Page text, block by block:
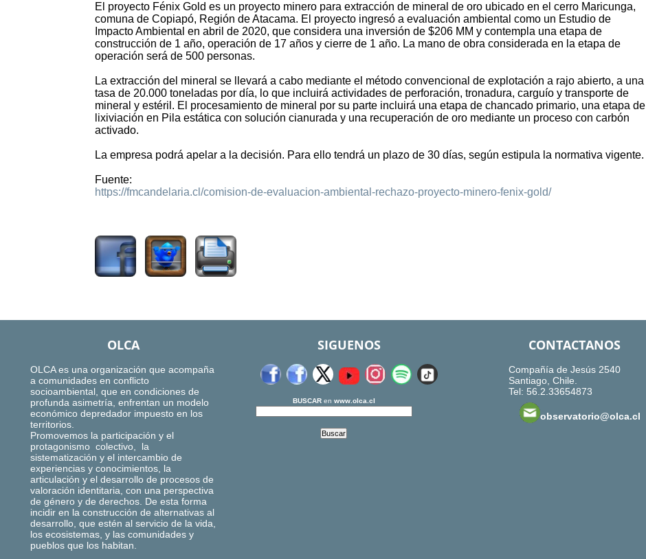
El proyecto Fénix Gold es un proyecto minero para extracción de mineral de oro ubicado en el cerro Maricunga,
comuna de Copiapó, Región de Atacama. El proyecto ingresó a evaluación ambiental como un Estudio de
Impacto Ambiental en abril de 2020, que considera una inversión de $206 MM y contempla una etapa de
construcción de 1 año, operación de 17 años y cierre de 1 año. La mano de obra considerada en la etapa de
operación será de 500 personas.
La extracción del mineral se llevará a cabo mediante el método convencional de explotación a rajo abierto, a una
tasa de 20.000 toneladas por día, lo que incluirá actividades de perforación, tronadura, carguío y transporte de
mineral y estéril. El procesamiento de mineral por su parte incluirá una etapa de chancado primario, una etapa de
lixiviación en Pila estática con solución cianurada y una recuperación de oro mediante un proceso con carbón
activado.
La empresa podrá apelar a la decisión. Para ello tendrá un plazo de 30 días, según estipula la normativa vigente.
Fuente:
https://fmcandelaria.cl/comision-de-evaluacion-ambiental-rechazo-proyecto-minero-fenix-gold/
OLCA
OLCA es una organización que acompaña
a comunidades en conflicto
socioambiental, que en condiciones de
profunda asimetría, enfrentan un modelo
económico depredador impuesto en los
territorios.
Promovemos la participación y el
protagonismo colectivo, la
sistematización y el intercambio de
experiencias y conocimientos, la
articulación y el desarrollo de procesos de
valoración identitaria, con una perspectiva
de género y de derechos. De esta forma
incidir en la construcción de alternativas al
desarrollo, que estén al servicio de la vida,
los ecosistemas, y las comunidades y
pueblos que los habitan.
SIGUENOS
BUSCARen www.olca.cl
CONTACTANOS
Compañía de Jesús 2540
Santiago, Chile.
Tel: 56.2.33654873
observatorio@olca.cl